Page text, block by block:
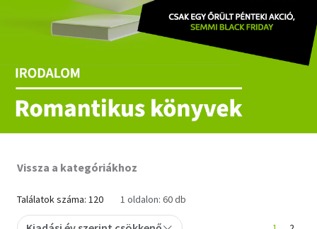
Gyermek- és ifjúsági
Hobbi, szabadidő
Irodalom
Művészet
Szótár, nyelvkönyv
Társadalomtudomány
Vissza a kategóriákhoz
Találatok száma: 120 1 oldalon: 60 db